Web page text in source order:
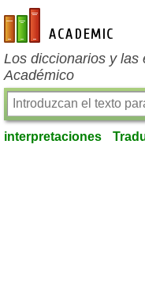
es-academic.com
Los diccionarios y las
Académico
interpretaciones